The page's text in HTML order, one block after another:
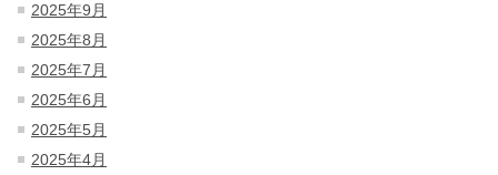
2025年9月
2025年8月
2025年7月
2025年6月
2025年5月
2025年4月